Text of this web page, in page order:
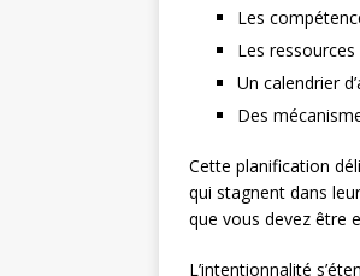
Les
Les
Un calendrier
Des
Cette planification
qui stagnent dans
que vous devez être
L’intentionnalité